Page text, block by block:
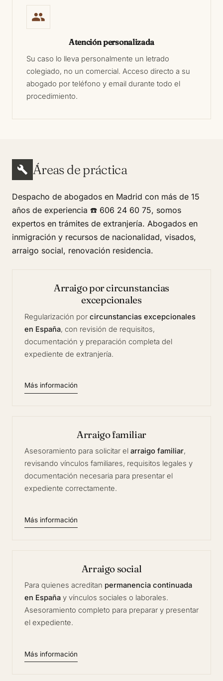
Atención personalizada
Su caso lo lleva personalmente un letrado
colegiado, no un comercial. Acceso directo a su
abogado por teléfono y email durante todo el
procedimiento.
Áreas de práctica
Despacho de abogados en Madrid con más de 15
años de experiencia ☎️ 606 24 60 75, somos
expertos en trámites de extranjería. Abogados en
inmigración y recursos de nacionalidad, visados,
arraigo social, renovación residencia.
Arraigo por circunstancias
excepcionales
Regularización por circunstancias excepcionales
en España, con revisión de requisitos,
documentación y preparación completa del
expediente de extranjería.
Más información
Arraigo familiar
Asesoramiento para solicitar el arraigo familiar,
revisando vínculos familiares, requisitos legales y
documentación necesaria para presentar el
expediente correctamente.
Más información
Arraigo social
Para quienes acreditan permanencia continuada
en España y vínculos sociales o laborales.
Asesoramiento completo para preparar y presentar
el expediente.
Más información